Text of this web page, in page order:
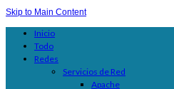
Skip to Main Content
Inicio
Todo
Redes
Servicios de Red
Apache